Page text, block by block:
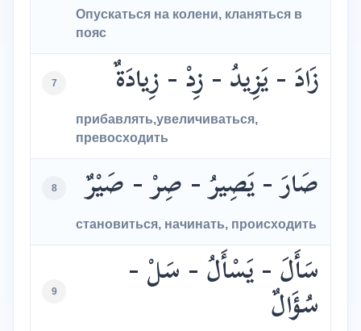
Опускаться на колени, кланяться в
пояс
7 زَادَ - يَزِيدُ - زِدْ - زِيادَةٌ
прибавлять,увеличиваться,
превосходить
8 صَارَ - يَصِيرُ - صِرْ - صَيْرٌ
становиться, начинать, происходить
9 سَأَلَ - يَسْأَلُ - سَلْ -
سُؤَالٌ